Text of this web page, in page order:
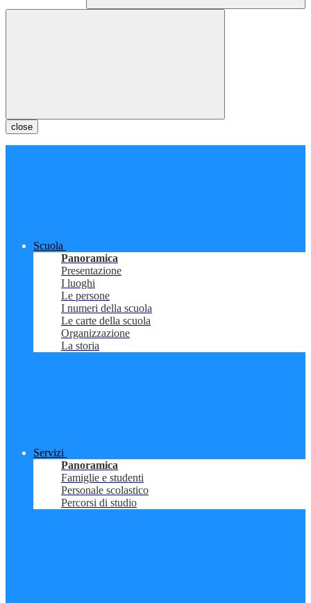
close
Scuola
Panoramica
Presentazione
I luoghi
Le persone
I numeri della scuola
Le carte della scuola
Organizzazione
La storia
Servizi
Panoramica
Famiglie e studenti
Personale scolastico
Percorsi di studio